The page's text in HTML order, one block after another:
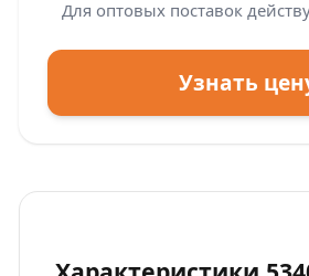
Для оптовых поставок
Узнать